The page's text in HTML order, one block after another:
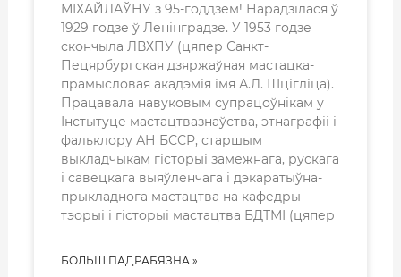
МІХАЙЛАЎНУ з 95-годдзем! Нарадзілася ў
1929 годзе ў Ленінградзе. У 1953 годзе
скончыла ЛВХПУ (цяпер Санкт-
Пецярбургская дзяржаўная мастацка-
прамысловая акадэмія імя А.Л. Шцігліца).
Працавала навуковым супрацоўнікам у
Інстытуце мастацтвазнаўства, этнаграфіі і
фальклору АН БССР, старшым
выкладчыкам гісторыі замежнага, рускага
і савецкага выяўленчага і дэкаратыўна-
прыкладнога мастацтва на кафедры
тэорыі і гісторыі мастацтва БДТМІ (цяпер
БОЛЬШ ПАДРАБЯЗНА »